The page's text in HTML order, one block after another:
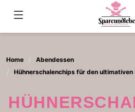
content
Home
Abendessen
Hühnerschalenchips für den ultimativen
HÜHNERSCHALENCHIPS